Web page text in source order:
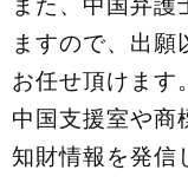
ますので、出願
お任せ頂けます。
中国支援室や商
知財情報を発信